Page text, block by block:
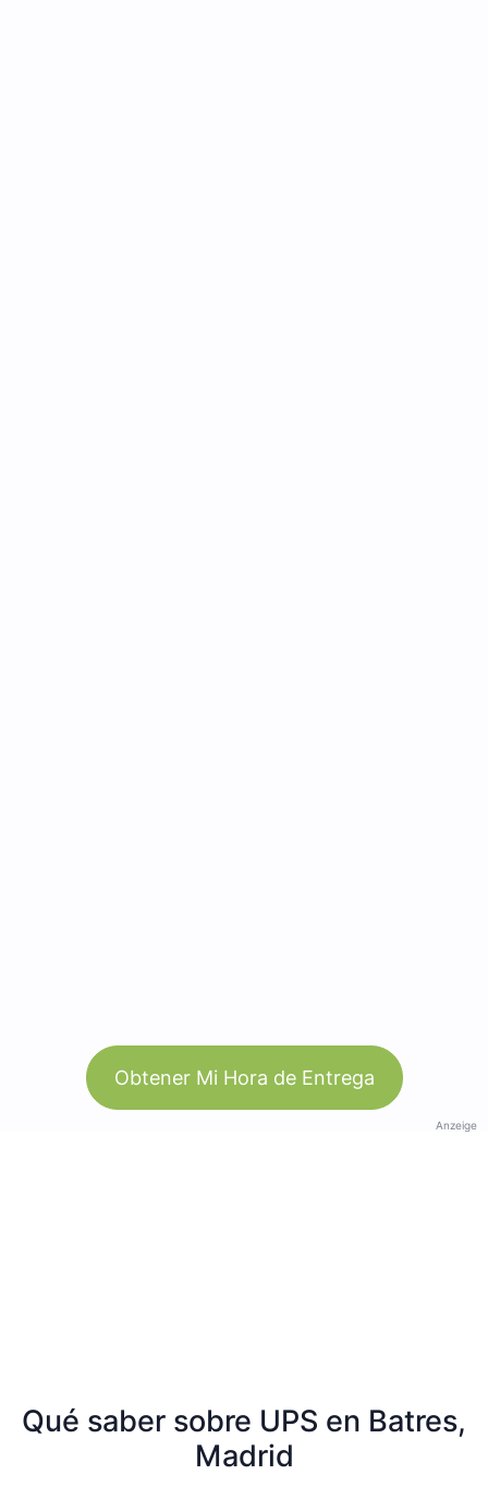
Obtener Mi Hora de Entrega
Anzeige
Qué saber sobre UPS en Batres,
Madrid